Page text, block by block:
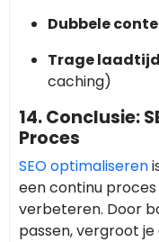
Dubbele
Trage
caching)
14. Conclusie:
Proces
SEO optimaliseren
een continu
verbeteren. Door
passen, vergroot